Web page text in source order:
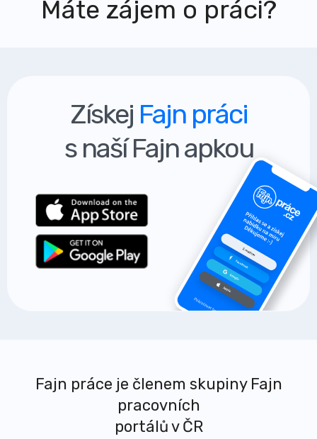
Máte zájem o práci?
Získej Fajn práci
s naší Fajn apkou
Fajn práce je členem skupiny Fajn
pracovních
portálů v ČR